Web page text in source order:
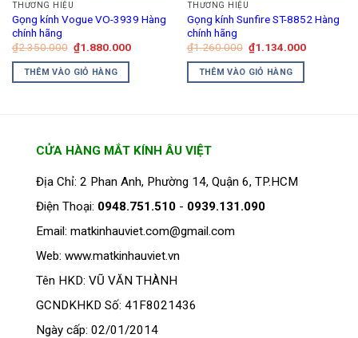
được
chọn
trên
trang
sản
THƯƠNG HIỆU
Gọng kính Vogue VO-3939 Hàng
chính hãng
₫2.350.000 Giá
gốc
là:
₫2.350.000.
₫1.880.000Giá
THÊM VÀO GIỎ HÀNG
THƯƠNG HIỆU
Gọng kính Sunfire ST-8852 Hàng
chính hãng
₫1.260.000 Giá
gốc
là:
₫1.260.000.
₫1.134.000Giá
THÊM VÀO GIỎ HÀNG
CỬA HÀNG MẮT KÍNH ÂU VIỆT
Địa Chỉ: 2 Phan Anh, Phường 14, Quận 6, TP.HCM
Điện Thoại: 0948.751.510 - 0939.131.090
Email: matkinhauviet.com@gmail.com
Web: www.matkinhauviet.vn
Tên HKD: VŨ VĂN THÀNH
GCNDKHKD Số: 41F8021436
Ngày cấp: 02/01/2014